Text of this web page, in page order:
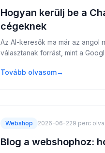
Hogyan kerülj be a
cégeknek
Az AI-keresők ma már az angol
választanak forrást, mint a
Tovább olvasom→
Webshop 2026-06-229 perc
Blog a webshophoz: